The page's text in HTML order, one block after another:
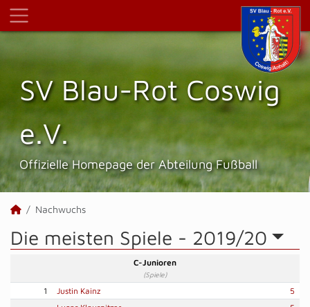
SV Blau-Rot Coswig
e.V.
Offizielle Homepage der Abteilung Fußball
Nachwuchs
Die meisten Spiele - 2019/20
C-Junioren
(Spiele)
1 Justin Kainz
5